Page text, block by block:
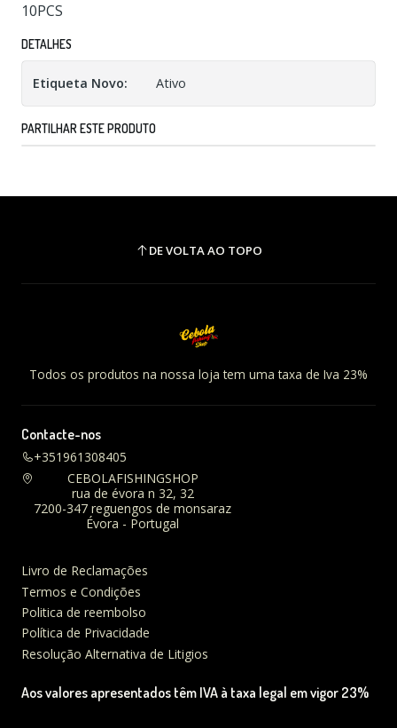
10PCS
DETALHES
Etiqueta Novo: Ativo
PARTILHAR ESTE PRODUTO
DE VOLTA AO TOPO
Todos os produtos na nossa loja tem uma taxa de Iva 23%
Contacte-nos
+351961308405
CEBOLAFISHINGSHOP
rua de évora n 32, 32
7200-347 reguengos de monsaraz
Évora - Portugal
Livro de Reclamações
Termos e Condições
Politica de reembolso
Política de Privacidade
Resolução Alternativa de Litigios
Aos valores apresentados têm IVA à taxa legal em vigor 23%